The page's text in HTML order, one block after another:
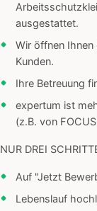
ausgestattet.
Wir öffnen Ihnen
Kunden.
Ihre Betreuung
expertum ist
(z.B. von
NUR DREI
Auf "Jetzt
Lebenslauf